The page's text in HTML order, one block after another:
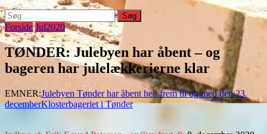
Søg
efter:
Forside Jul2020
TØNDER: Julebyen har åbent – og
bageren har julelækkerierne klar
EMNER:Julebyen Tønder har åbent helt frem til og med den 23.
decemberKlosterbageriet i Tønder